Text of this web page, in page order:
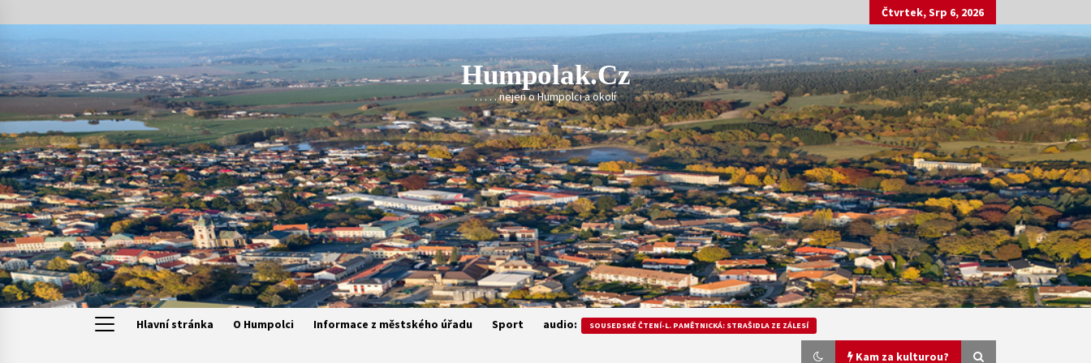
to
Čtvrtek, Srp 6, 2026
Humpolak.cz
. . . . . nejen o Humpolci a okolí
Hlavní stránka O Humpolci Informace z městského úřadu Sport audio: SOUSEDSKÉ ČTENÍ-L. PAMĚTNICKÁ: STRAŠIDLA ZE ZÁLESÍ
Kam za kulturou?